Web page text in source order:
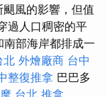
風的影響，但值
過人口稠密的平
部海岸都排成一
北 外燴廠商 台中
整復推拿 巴巴多
台北 推拿